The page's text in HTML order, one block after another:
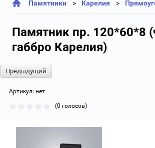
Памятники Карелия
Памятник пр. 120*60*8
габбро Карелия)
Предыдущий
Артикул: нет
(0 голосов)